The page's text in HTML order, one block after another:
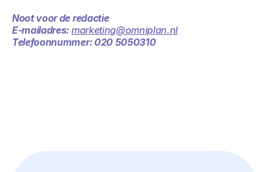
Noot voor de redactie
E-mailadres: marketing@omniplan.nl
Telefoonnummer: 020 5050310